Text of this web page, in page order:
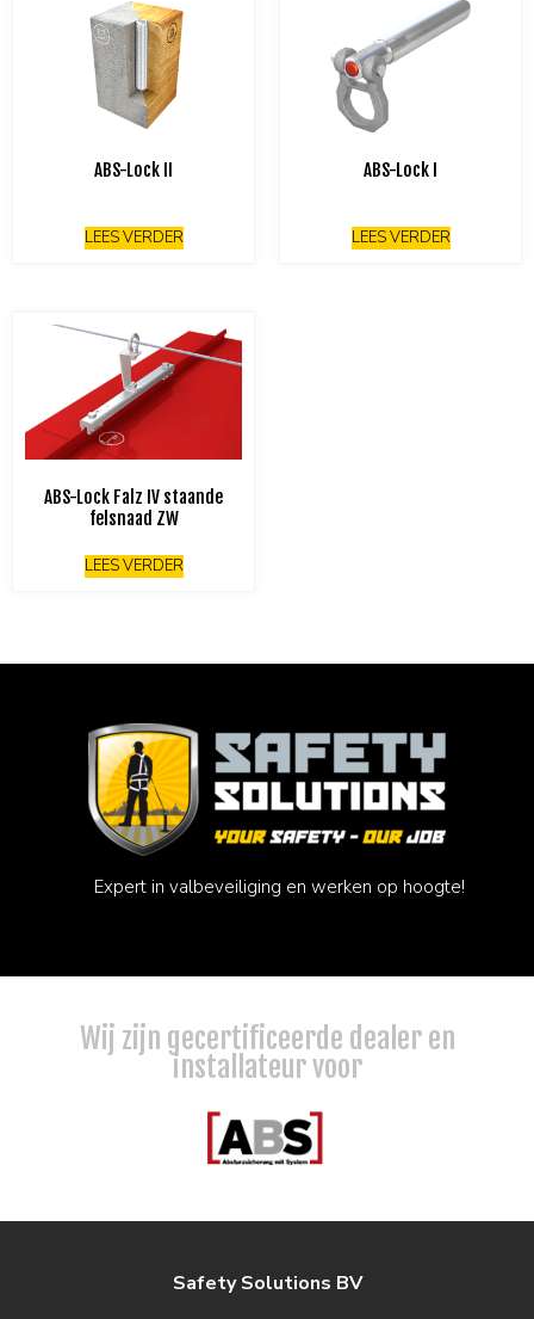
ABS-Lock II
LEES VERDER
ABS-Lock I
LEES VERDER
ABS-Lock Falz IV staande
felsnaad ZW
LEES VERDER
Expert in valbeveiliging en werken op hoogte!
Wij zijn gecertificeerde dealer en
installateur voor
Safety Solutions BV